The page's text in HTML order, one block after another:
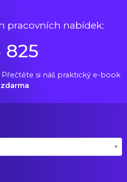
pracovních nabídek:
825
Přečtěte si náš praktický e-book
zdarma